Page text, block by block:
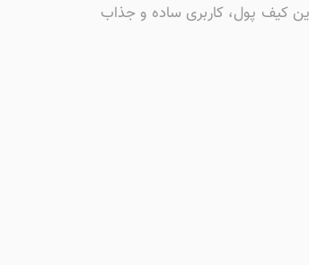
کیف پول، کاربری ساده و جذاب